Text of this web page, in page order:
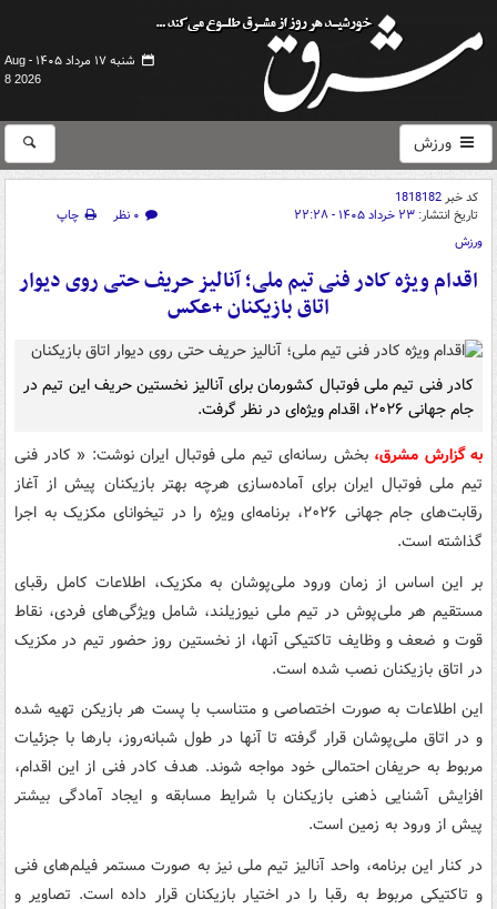
شنبه ۱۷ مرداد ۱۴۰۵ -
Aug
8 2026
ورزش
کد خبر1818182
تاریخ انتشار: ۲۳ خرداد ۱۴۰۵ - ۲۲:۲۸ ۰ نظر
چاپ
ورزش
اقدام ویژه کادر فنی تیم ملی؛ آنالیز حریف حتی روی دیوار
اتاق بازیکنان +عکس
کادر فنی تیم ملی فوتبال کشورمان برای آنالیز نخستین حریف این تیم در
جام جهانی ۲۰۲۶، اقدام ویژه‌ای در نظر گرفت.
به گزارش مشرق، بخش رسانه‌ای تیم ملی فوتبال ایران نوشت: « کادر فنی
تیم ملی فوتبال ایران برای آماده‌سازی هرچه بهتر بازیکنان پیش از آغاز
رقابت‌های جام جهانی ۲۰۲۶، برنامه‌ای ویژه را در تیخوانای مکزیک به اجرا
گذاشته است.
بر این اساس از زمان ورود ملی‌پوشان به مکزیک، اطلاعات کامل رقبای
مستقیم هر ملی‌پوش در تیم‌ ملی نیوزیلند، شامل ویژگی‌های فردی، نقاط
قوت و ضعف و وظایف تاکتیکی آنها، از نخستین روز حضور تیم در مکزیک
در اتاق بازیکنان نصب شده است.
این اطلاعات به صورت اختصاصی و متناسب با پست هر بازیکن تهیه شده
و در اتاق ملی‌پوشان قرار گرفته تا آنها در طول شبانه‌روز، بارها با جزئیات
مربوط به حریفان احتمالی خود مواجه شوند. هدف کادر فنی از این اقدام،
افزایش آشنایی ذهنی بازیکنان با شرایط مسابقه و ایجاد آمادگی بیشتر
پیش از ورود به زمین است.
در کنار این برنامه، واحد آنالیز تیم ملی نیز به صورت مستمر فیلم‌های فنی
و تاکتیکی مربوط به رقبا را در اختیار بازیکنان قرار داده است. تصاویر و